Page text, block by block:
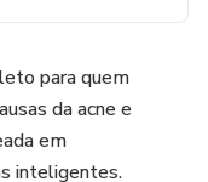
para quem
da acne e
em
inteligentes.